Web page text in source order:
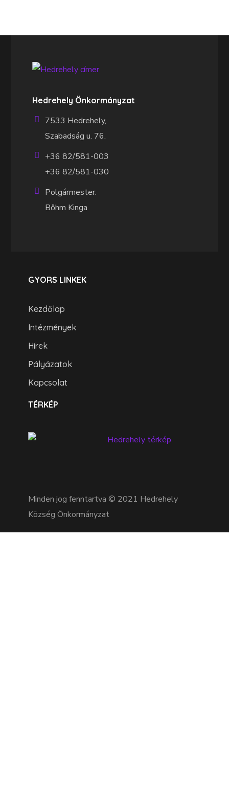
Hedrehely Önkormányzat
7533 Hedrehely,
Szabadság u. 76.
+36 82/581-003
+36 82/581-030
Polgármester:
Bőhm Kinga
GYORS LINKEK
Kezdőlap
Intézmények
Hírek
Pályázatok
Kapcsolat
TÉRKÉP
Minden jog fenntartva © 2021 Hedrehely
Község Önkormányzat